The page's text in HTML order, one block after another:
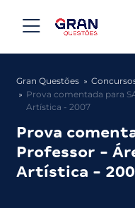
Gran Questões
Prova comentada para
Artística - 2007
Prova
Professor -
Artística -